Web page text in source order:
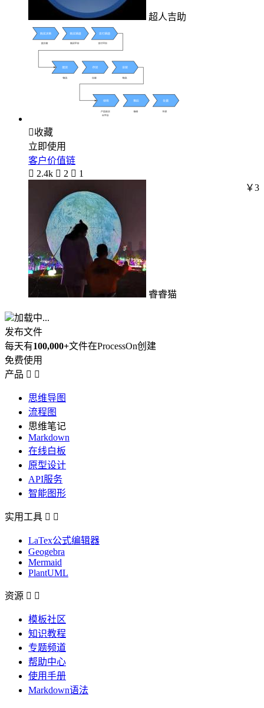
超人吉助
收藏
立即使用
客户价值链
 2.4k  2  1
睿睿猫
￥3
加载中...
发布文件
每天有100,000+文件在ProcessOn创建
免费使用
产品  
思维导图
流程图
思维笔记
Markdown
在线白板
原型设计
API服务
智能图形
实用工具  
LaTex公式编辑器
Geogebra
Mermaid
PlantUML
资源  
模板社区
知识教程
专题频道
帮助中心
使用手册
Markdown语法